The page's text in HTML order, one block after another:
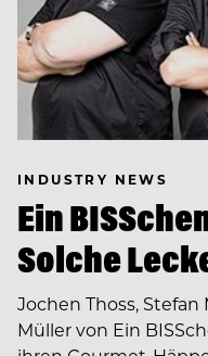
INDUSTRY NEWS
Ein
Solche
Jochen Thoss,
Müller von Ein